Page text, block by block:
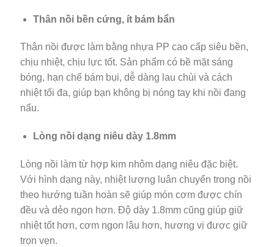
Thân nồi bền cứng, ít bám bẩn
Thân nồi được làm bằng nhựa PP cao cấp siêu bền,
chịu nhiệt, chịu lực tốt. Sản phẩm có bề mặt sáng
bóng, hạn chế bám bụi, dễ dàng lau chùi và cách
nhiệt tối đa, giúp bạn không bị nóng tay khi nồi đang
nấu.
Lòng nồi dạng niêu dày 1.8mm
Lòng nồi làm từ hợp kim nhôm dạng niêu đặc biệt.
Với hình dạng này, nhiệt lượng luân chuyển trong nồi
theo hướng tuần hoàn sẽ giúp món cơm được chín
đều và dẻo ngon hơn. Độ dày 1.8mm cũng giúp giữ
nhiệt tốt hơn, cơm ngon lâu hơn, hương vị được giữ
trọn vẹn.